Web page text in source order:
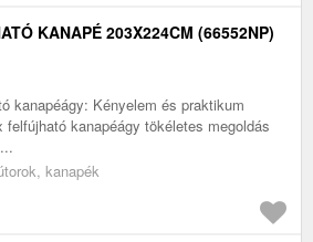
KANAPÉ 203X224CM (66552NP)
kanapéágy: Kényelem és praktikum
kanapéágy tökéletes megoldás
kanapék